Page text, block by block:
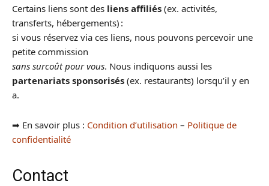
Certains liens sont des liens affiliés (ex. activités,
transferts, hébergements) :
si vous réservez via ces liens, nous pouvons percevoir une
petite commission
sans surcoût pour vous. Nous indiquons aussi les
partenariats sponsorisés (ex. restaurants) lorsqu’il y en
a.
➡︎ En savoir plus : Condition d’utilisation – Politique de
confidentialité
Contact